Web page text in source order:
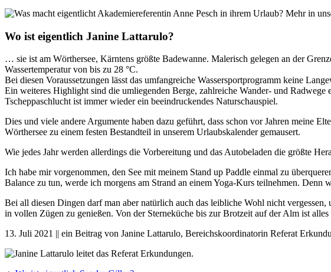
Wo ist eigentlich Janine Lattarulo?
… sie ist am Wörthersee, Kärntens größte Badewanne. Malerisch gelegen an der
Wassertemperatur von bis zu 28 °C.
Bei diesen Voraussetzungen lässt das umfangreiche Wassersportprogramm keine
Ein weiteres Highlight sind die umliegenden Berge, zahlreiche Wander- und
Tscheppaschlucht ist immer wieder ein beeindruckendes Naturschauspiel.
Dies und viele andere Argumente haben dazu geführt, dass schon vor Jahren meine
Wörthersee zu einem festen Bestandteil in unserem Urlaubskalender gemausert.
Wie jedes Jahr werden allerdings die Vorbereitung und das Autobeladen die größte
Ich habe mir vorgenommen, den See mit meinem Stand up Paddle einmal zu
Balance zu tun, werde ich morgens am Strand an einem Yoga-Kurs teilnehmen. Denn
Bei all diesen Dingen darf man aber natürlich auch das leibliche Wohl nicht
in vollen Zügen zu genießen. Von der Sterneküche bis zur Brotzeit auf der Alm ist
13. Juli 2021 || ein Beitrag von Janine Lattarulo, Bereichskoordinatorin Referat